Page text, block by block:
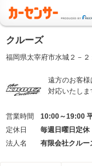
クルーズ
福岡県太宰府市水城２－２
遠方のお客
対応いたしま
営業時間
10:00～19:00
定休日
毎週日曜日定休
法人名
有限会社クルー